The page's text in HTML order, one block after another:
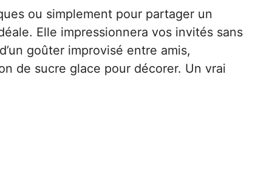
ou simplement pour partager un
Elle impressionnera vos invités sans
goûter improvisé entre amis,
de sucre glace pour décorer. Un vrai